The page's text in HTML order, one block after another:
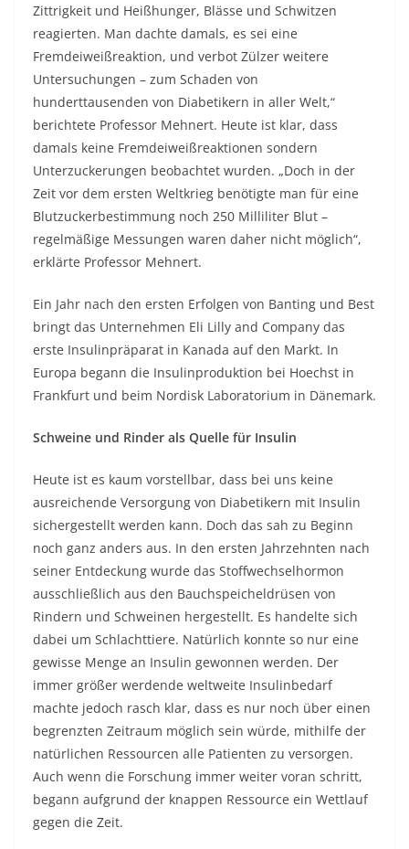
Zittrigkeit und Heißhunger, Blässe und Schwitzen
reagierten. Man dachte damals, es sei eine
Fremdeiweißreaktion, und verbot Zülzer weitere
Untersuchungen – zum Schaden von
hunderttausenden von Diabetikern in aller Welt,“
berichtete Professor Mehnert. Heute ist klar, dass
damals keine Fremdeiweißreaktionen sondern
Unterzuckerungen beobachtet wurden. „Doch in der
Zeit vor dem ersten Weltkrieg benötigte man für eine
Blutzuckerbestimmung noch 250 Milliliter Blut –
regelmäßige Messungen waren daher nicht möglich“,
erklärte Professor Mehnert.
Ein Jahr nach den ersten Erfolgen von Banting und Best
bringt das Unternehmen Eli Lilly and Company das
erste Insulinpräparat in Kanada auf den Markt. In
Europa begann die Insulinproduktion bei Hoechst in
Frankfurt und beim Nordisk Laboratorium in Dänemark.
Schweine und Rinder als Quelle für Insulin
Heute ist es kaum vorstellbar, dass bei uns keine
ausreichende Versorgung von Diabetikern mit Insulin
sichergestellt werden kann. Doch das sah zu Beginn
noch ganz anders aus. In den ersten Jahrzehnten nach
seiner Entdeckung wurde das Stoffwechselhormon
ausschließlich aus den Bauchspeicheldrüsen von
Rindern und Schweinen hergestellt. Es handelte sich
dabei um Schlachttiere. Natürlich konnte so nur eine
gewisse Menge an Insulin gewonnen werden. Der
immer größer werdende weltweite Insulinbedarf
machte jedoch rasch klar, dass es nur noch über einen
begrenzten Zeitraum möglich sein würde, mithilfe der
natürlichen Ressourcen alle Patienten zu versorgen.
Auch wenn die Forschung immer weiter voran schritt,
begann aufgrund der knappen Ressource ein Wettlauf
gegen die Zeit.